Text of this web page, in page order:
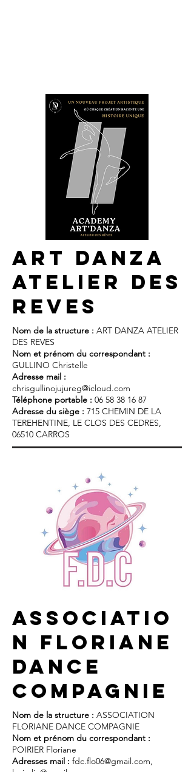
ART DANZA
ATELIER DES
REVES
Nom de la structure : ART DANZA ATELIER
DES REVES
Nom et prénom du correspondant :
GULLINO Christelle
Adresse mail :
chrisgullinojujureg@icloud.com
Téléphone portable : 06 58 38 16 87
Adresse du siège : 715 CHEMIN DE LA
TEREHENTINE, LE CLOS DES CEDRES,
06510 CARROS
ASSOCIATIO
N FLORIANE
DANCE
COMPAGNIE
Nom de la structure : ASSOCIATION
FLORIANE DANCE COMPAGNIE
Nom et prénom du correspondant :
POIRIER Floriane
Adresses mail : fdc.flo06@gmail.com,